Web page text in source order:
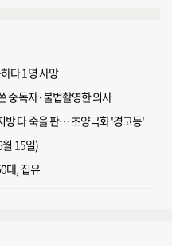
다 1명 사망
중독자·불법촬영한 의사
방 다 죽을 판… 초양극화 '경고등'
15일)
대, 집유